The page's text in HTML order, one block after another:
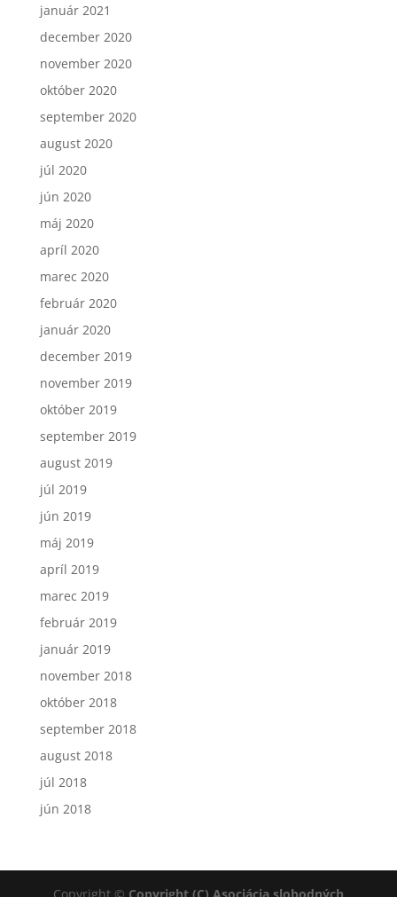
január 2021
december 2020
november 2020
október 2020
september 2020
august 2020
júl 2020
jún 2020
máj 2020
apríl 2020
marec 2020
február 2020
január 2020
december 2019
november 2019
október 2019
september 2019
august 2019
júl 2019
jún 2019
máj 2019
apríl 2019
marec 2019
február 2019
január 2019
november 2018
október 2018
september 2018
august 2018
júl 2018
jún 2018
Copyright © Copyright (C) Asociácia slobodných